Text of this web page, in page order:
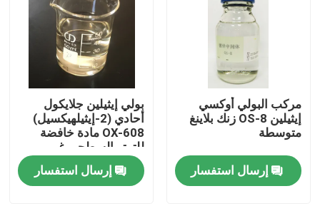
المنزل
مركب البولي أوكسي
إيثيلين OS-8 زنك بلاينغ
متوسطة
إرسال استفسار
بولي إيثيلين جلايكول
أحادي (2-إيثيلهيكسيل)
OX-608 مادة خافضة
للتوتر السطحي غير
الأيونية مع اختبار ≥80%
إرسال استفسار